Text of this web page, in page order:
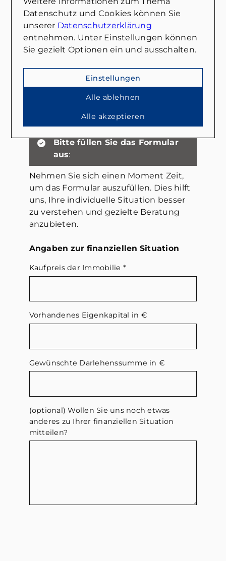
Fragen und Entscheidungen rund um
den Immobilienkauf.
Beratung zu Ihren
Finanzierungsoptionen:
Unsere Experten analysieren Ihre
finanzielle Situation und zeigen Ihnen
maßgeschneiderte
Bedürfnissen passen.
Bitte füllen Sie das Formular
aus:
Nehmen Sie sich einen Moment Zeit,
um das Formular auszufüllen. Dies hilft
uns, Ihre individuelle Situation besser
zu verstehen und gezielte Beratung
anzubieten.
Angaben zur finanziellen Situation
Kaufpreis der Immobilie *
Vorhandenes Eigenkapital in €
Gewünschte Darlehenssumme in €
(optional) Wollen Sie uns noch etwas
anderes zu Ihrer finanziellen Situation
mitteilen?
Datenschutz und Cookies können Sie
unserer Datenschutzerklärung
entnehmen. Unter Einstellungen können
Sie gezielt Optionen ein und ausschalten.
Einstellungen
Alle ablehnen
Alle akzeptieren